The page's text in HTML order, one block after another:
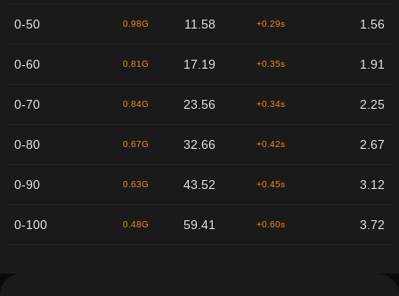
0-50 0.98G 11.58 +0.29s 1.56
0-60 0.81G 17.19 +0.35s 1.91
0-70 0.84G 23.56 +0.34s 2.25
0-80 0.67G 32.66 +0.42s 2.67
0-90 0.63G 43.52 +0.45s 3.12
0-100 0.48G 59.41 +0.60s 3.72